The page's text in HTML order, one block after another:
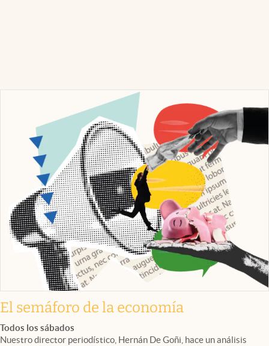
El semáforo de la economía
Todos los sábados
Nuestro director periodístico, Hernán De Goñi, hace un análisis